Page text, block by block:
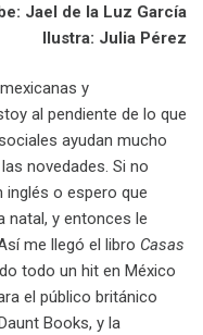
Jael de la Luz García
Ilustra: Julia Pérez
y
al pendiente de lo que
ayudan mucho
novedades. Si no
inglés o espero que
natal, y entonces le
me llegó el libro Casas
todo un hit en México
el público británico
Books, y la